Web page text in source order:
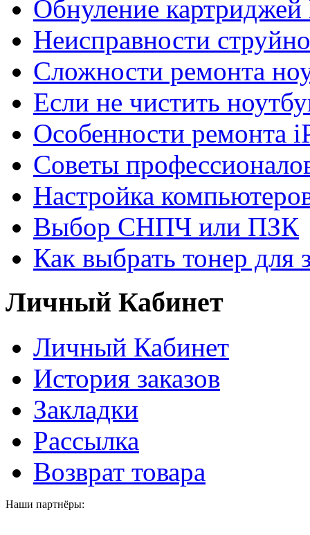
Обнуление
Неисправности
Сложности ремонта
Если не чистить
Особенности ремонта
Советы
Настройка
Выбор СНПЧ или ПЗК
Как выбрать тонер для
Личный Кабинет
Личный Кабинет
История заказов
Закладки
Рассылка
Возврат товара
Наши партнёры: